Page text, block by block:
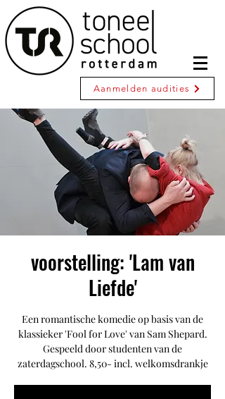
Aanmelden audities
voorstelling: 'Lam van
Liefde'
Een romantische komedie op basis van de
klassieker 'Fool for Love' van Sam Shepard.
Gespeeld door studenten van de
zaterdagschool. 8,50- incl. welkomsdrankje